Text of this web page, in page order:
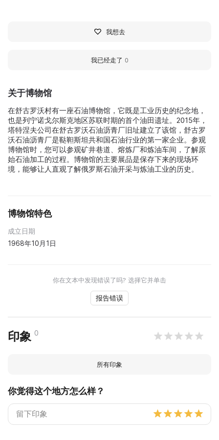
关于博物馆
在舒古罗沃村有一座石油博物馆，它既是工业历史的纪念地，
也是列宁诺戈尔斯克地区苏联时期的首个油田遗址。2015年，
塔特涅夫公司在舒古罗沃石油沥青厂旧址建立了该馆，舒古罗
沃石油沥青厂是鞑靼斯坦共和国石油行业的第一家企业。参观
博物馆时，您可以参观矿井巷道、熔炼厂和炼油车间，了解原
始石油加工的过程。博物馆的主要展品是保存下来的现场环
境，能够让人直观了解俄罗斯石油开采与炼油工业的历史。
博物馆特色
成立日期
1968年10月1日
你在文本中发现错误了吗? 选择它并单击
报告错误
印象 0
所有印象
你觉得这个地方怎么样？
我想去
我已经走了 0